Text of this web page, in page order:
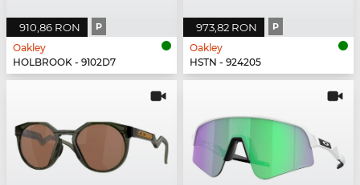
910,86 RON P
Oakley
HOLBROOK - 9102D7
973,82 RON P
Oakley
HSTN - 924205